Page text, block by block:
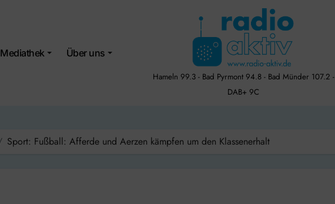
Mediathek Über uns
Hameln 99.3 - Bad Pyrmont 94.8 - Bad Münder 107.2 -
DAB+ 9C
Sport: Fußball: Afferde und Aerzen kämpfen um den Klassenerhalt